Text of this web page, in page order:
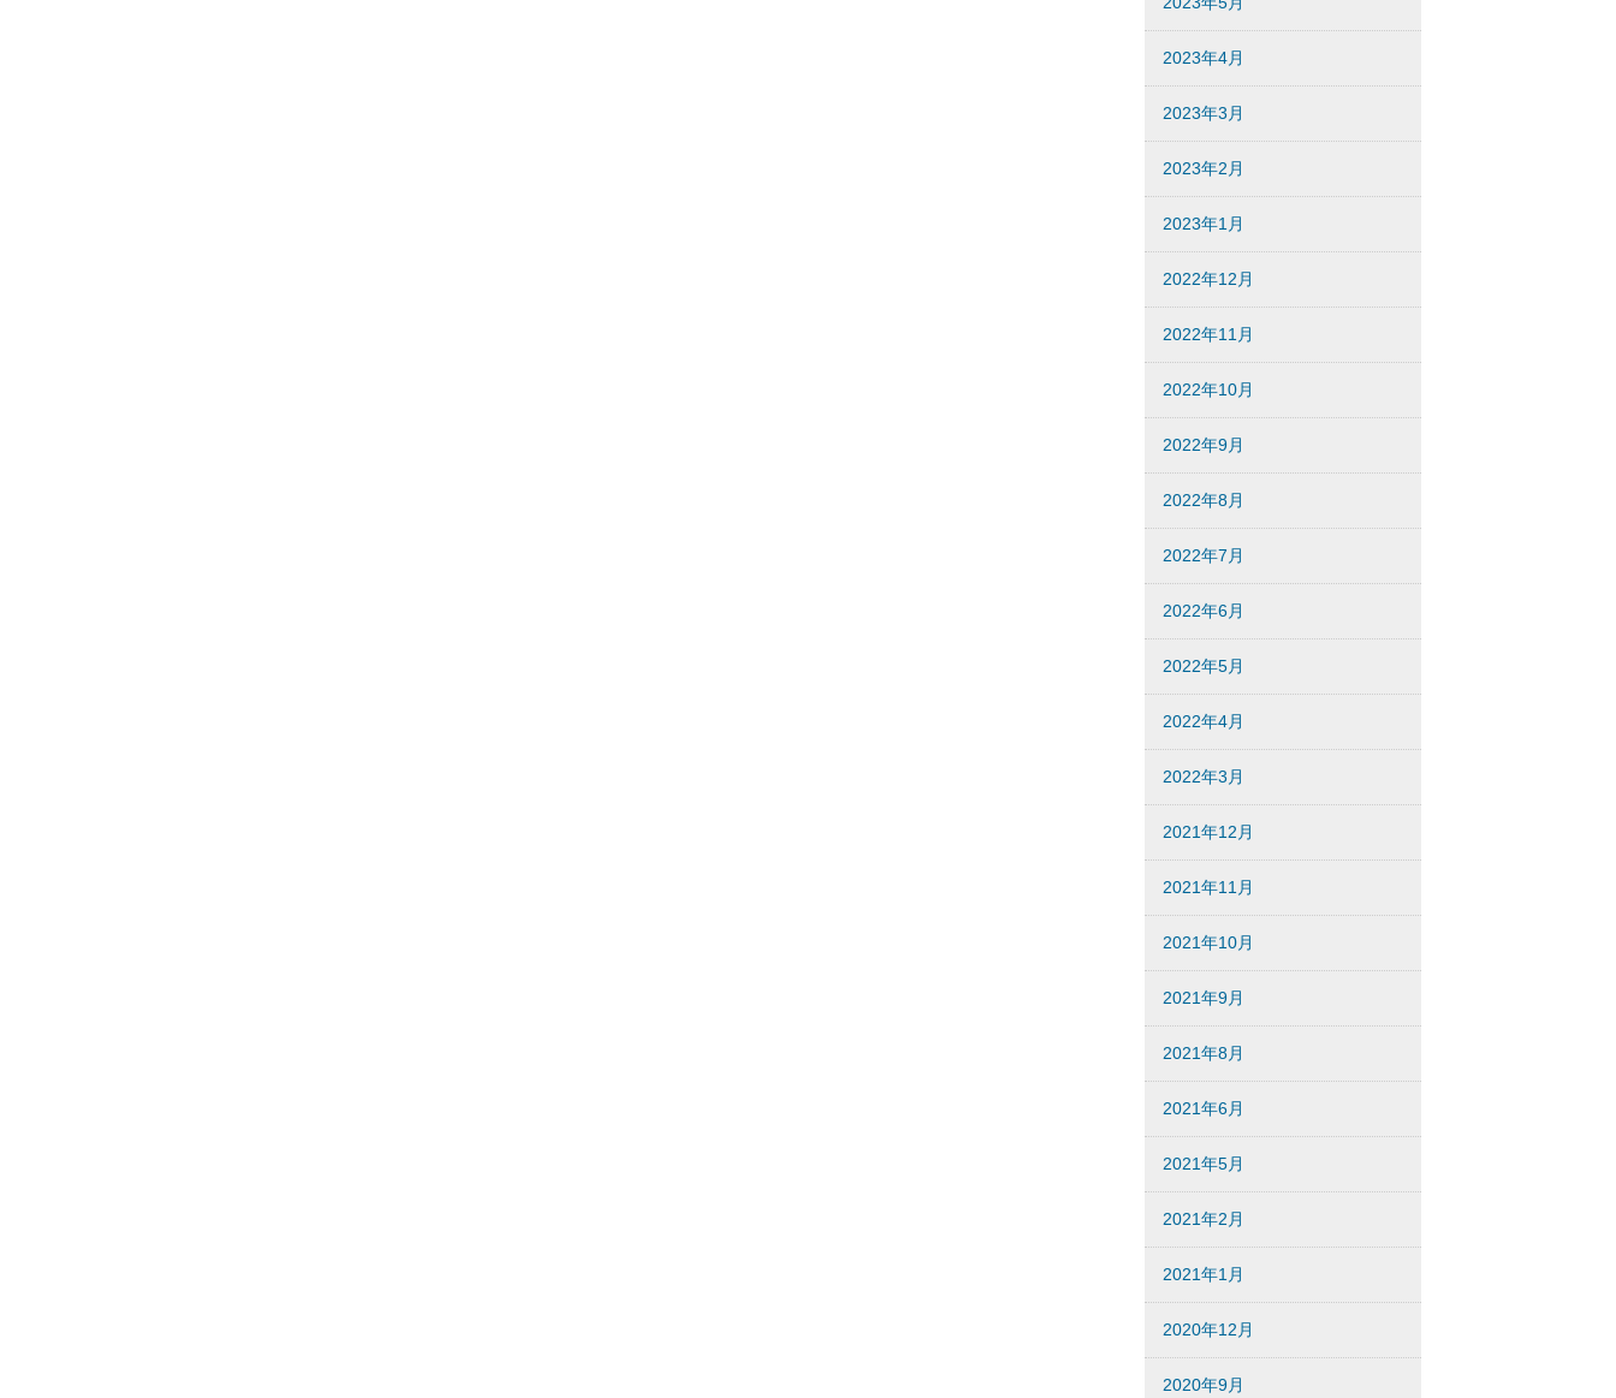
2023年4月
2023年3月
2023年2月
2023年1月
2022年12月
2022年11月
2022年10月
2022年9月
2022年8月
2022年7月
2022年6月
2022年5月
2022年4月
2022年3月
2021年12月
2021年11月
2021年10月
2021年9月
2021年8月
2021年6月
2021年5月
2021年2月
2021年1月
2020年12月
2020年9月